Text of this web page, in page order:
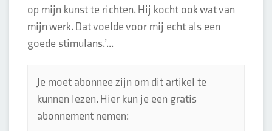
op mijn kunst te richten. Hij kocht ook wat van
mijn werk. Dat voelde voor mij echt als een
goede stimulans.’...
Je moet abonnee zijn om dit artikel te
kunnen lezen. Hier kun je een gratis
abonnement nemen: